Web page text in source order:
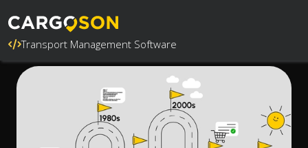
Transport Management Software